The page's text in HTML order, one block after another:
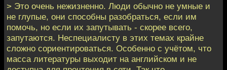
> Это очень нежизненно. Люди обычно не умные и
не глупые, они способны разобраться, если им
помочь, но если их запутывать - скорее всего,
запутаются. Неспециалисту в этих темах крайне
сложно сориентироваться. Особенно с учётом, что
масса литературы выходит на английском и не